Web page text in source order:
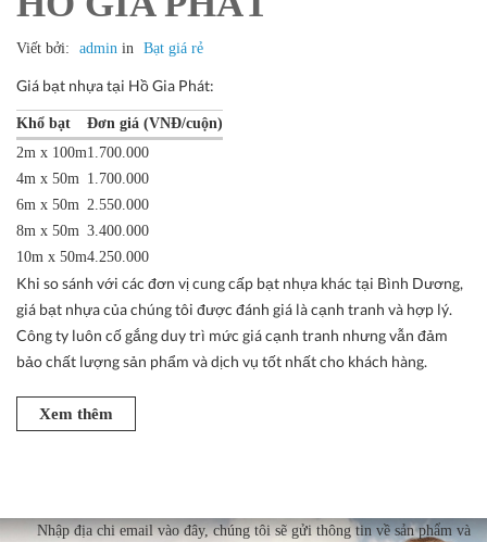
Viết bởi: admin in Bạt giá rẻ
Giá bạt nhựa tại Hồ Gia Phát:
Khổ bạt
Đơn giá (VNĐ/cuộn)
2m x 100m1.700.000
4m x 50m 1.700.000
6m x 50m 2.550.000
8m x 50m 3.400.000
10m x 50m4.250.000
Khi so sánh với các đơn vị cung cấp bạt nhựa khác tại Bình Dương,
giá bạt nhựa của chúng tôi được đánh giá là cạnh tranh và hợp lý.
Công ty luôn cố gắng duy trì mức giá cạnh tranh nhưng vẫn đảm
bảo chất lượng sản phẩm và dịch vụ tốt nhất cho khách hàng.
Xem thêm
Nhập địa chi email vào đây, chúng tôi sẽ gửi thông tin về sản phẩm và